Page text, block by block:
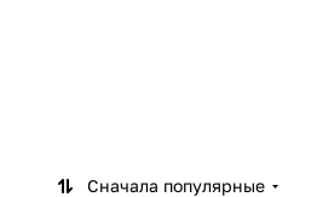
Сначала популярные